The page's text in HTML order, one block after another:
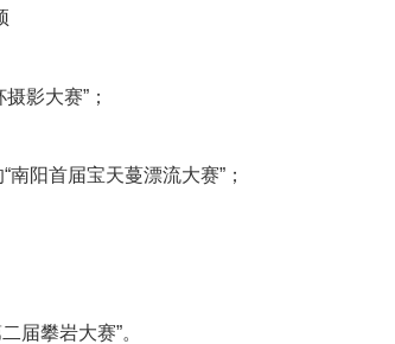
影大赛”；
阳首届宝天蔓漂流大赛”；
届攀岩大赛”。